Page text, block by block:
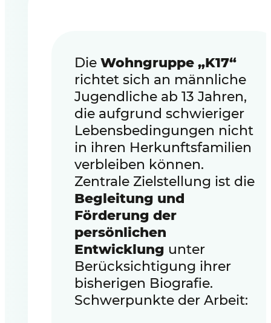
DieWohngruppe „K17“
richtet sich an männliche
Jugendliche ab 13 Jahren,
die aufgrund schwieriger
Lebensbedingungen nicht
in ihren Herkunftsfamilien
verbleiben können.
Zentrale Zielstellung ist die
Begleitung und
Förderung der
persönlichen
Entwicklung unter
Berücksichtigung ihrer
bisherigen Biografie.
Schwerpunkte der Arbeit: